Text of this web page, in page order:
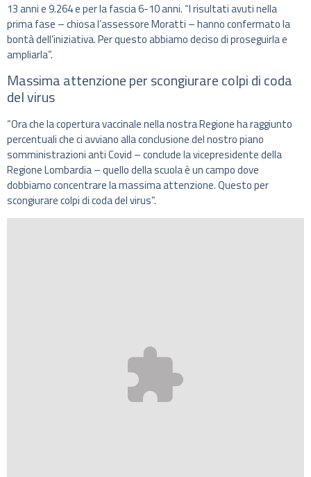
13 anni e 9.264 e per la fascia 6-10 anni. “I risultati avuti nella
prima fase – chiosa l’assessore Moratti – hanno confermato la
bontà dell’iniziativa. Per questo abbiamo deciso di proseguirla e
ampliarla”.
Massima attenzione per scongiurare colpi di coda
del virus
“Ora che la copertura vaccinale nella nostra Regione ha raggiunto
percentuali che ci avviano alla conclusione del nostro piano
somministrazioni anti Covid – conclude la vicepresidente della
Regione Lombardia – quello della scuola è un campo dove
dobbiamo concentrare la massima attenzione. Questo per
scongiurare colpi di coda del virus”.